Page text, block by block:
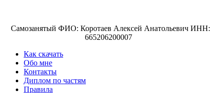
Самозанятый ФИО: Коротаев Алексей Анатольевич ИНН:
665206200007
Как скачать
Обо мне
Контакты
Диплом по частям
Правила